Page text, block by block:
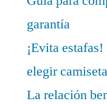
garantía
¡Evita
elegir
La relación